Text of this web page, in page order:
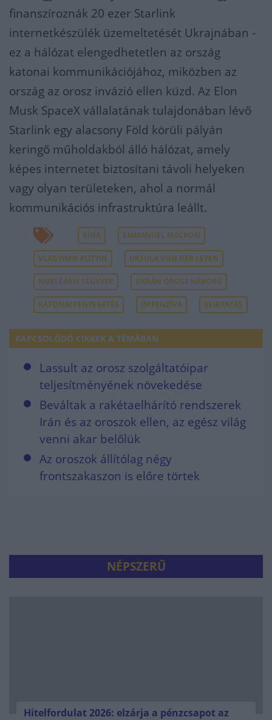
finanszíroznák 20 ezer Starlink
internetkészülék üzemeltetését Ukrajnában -
ez a hálózat elengedhetetlen az ország
katonai kommunikációjához, miközben az
ország az orosz invázió ellen küzd. Az Elon
Musk SpaceX vállalatának tulajdonában lévő
Starlink egy alacsony Föld körüli pályán
keringő műholdakból álló hálózat, amely
képes internetet biztosítani távoli helyeken
vagy olyan területeken, ahol a normál
kommunikációs infrastruktúra leállt.
KÍNA EMMANUEL MACRON
VLAGYIMIR PUTYIN URSULA VON DER LEYEN
NUKLEÁRIS FEGYVER UKRÁN OROSZ HÁBORÚ
KATONAI FENYEGETÉS OFFENZÍVA BEIKTATÁS
KAPCSOLÓDÓ CIKKEK A TÉMÁBAN
Lassult az orosz szolgáltatóipar
teljesítményének növekedése
Beváltak a rakétaelhárító rendszerek
Irán és az oroszok ellen, az egész világ
venni akar belőlük
Az oroszok állítólag négy
frontszakaszon is előre törtek
NÉPSZERŰ
Hitelfordulat 2026: elzárja a pénzcsapot az